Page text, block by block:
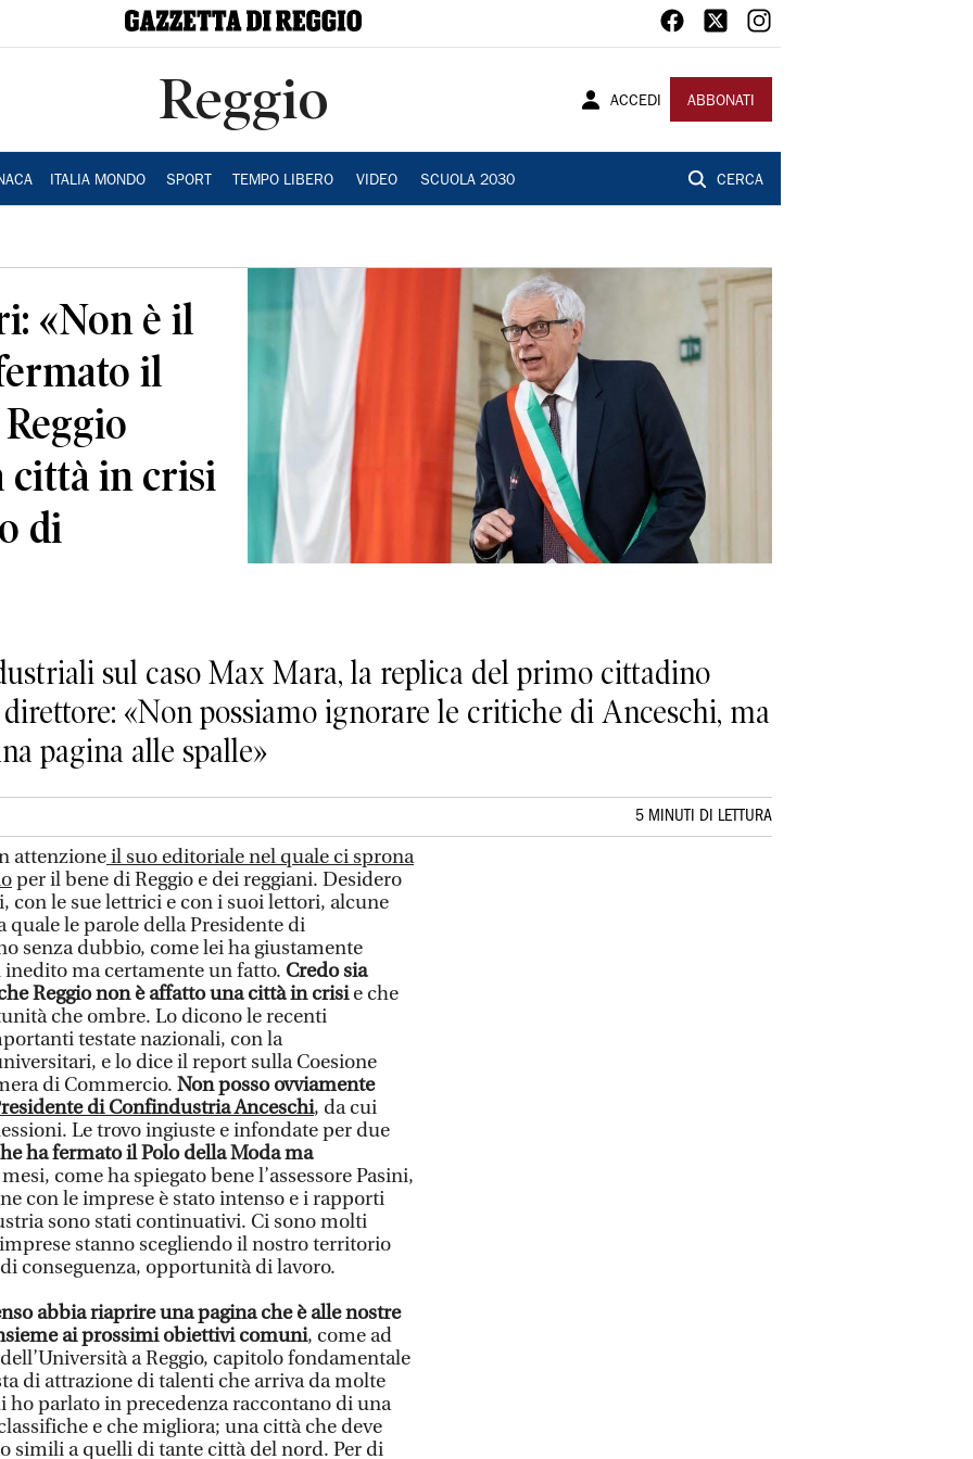
Reggio ACCEDI ABBONATI
ITALIA MONDO SPORT TEMPO LIBERO VIDEO SCUOLA 2030 CERCA
«Non è il
il
città in crisi
di
sul caso Max Mara, la replica del primo cittadino
«Non possiamo ignorare le critiche di Anceschi, ma
pagina alle spalle»
5 MINUTI DI LETTURA
attenzioneil suo editoriale nel quale ci sprona
per il bene di Reggio e dei reggiani. Desidero
con le sue lettrici e con i suoi lettori, alcune
quale le parole della Presidente di
senza dubbio, come lei ha giustamente
ma certamente un fatto. Credo sia
Reggio non è affatto una città in crisie che
che ombre. Lo dicono le recenti
testate nazionali, con la
e lo dice il report sulla Coesione
di Commercio. Non posso ovviamente
di Confindustria Anceschi, da cui
Le trovo ingiuste e infondate per due
ha fermato il Polo della Moda ma
come ha spiegato bene l’assessore Pasini,
con le imprese è stato intenso e i rapporti
sono stati continuativi. Ci sono molti
stanno scegliendo il nostro territorio
conseguenza, opportunità di lavoro.
abbia riaprire una pagina che è alle nostre
ai prossimi obiettivi comuni, come ad
a Reggio, capitolo fondamentale
di attrazione di talenti che arriva da molte
ho parlato in precedenza raccontano di una
e che migliora; una città che deve
simili a quelli di tante città del nord. Per di